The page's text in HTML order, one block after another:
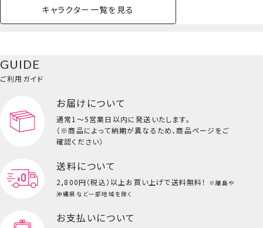
＜エンデヴァー・ホークス＞
キャラクター一覧を見る
イクアップ
ビューティーコスメ一覧を見る
バッグ・タオル・
小物
キッズ一覧を見る
GUIDE
ご利用ガイド
お届けについて
通常1～5営業日以内に発送いたします。
（※商品によって納期が異なるため、商品ページをご
確認ください）
送料について
2,800円（税込）以上お買い上げで送料無料！
※離島や
沖縄県など一部地域を除く
お支払いについて